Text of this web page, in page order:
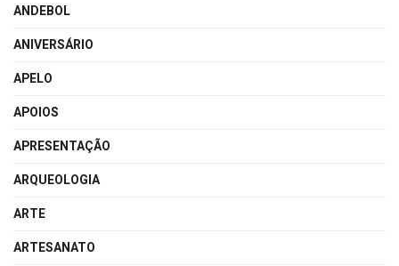
ANDEBOL
ANIVERSÁRIO
APELO
APOIOS
APRESENTAÇÃO
ARQUEOLOGIA
ARTE
ARTESANATO